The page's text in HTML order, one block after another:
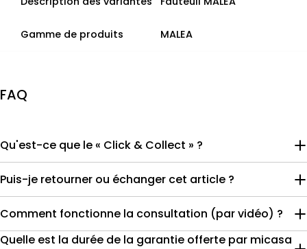
Gamme de produits MALEA
FAQ
Qu'est-ce que le « Click & Collect » ?
Puis-je retourner ou échanger cet article ?
Comment fonctionne la consultation (par vidéo) ?
Quelle est la durée de la garantie offerte par micasa